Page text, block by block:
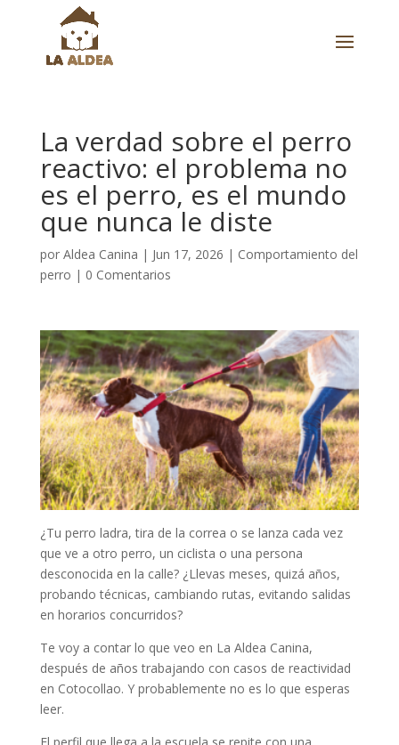
La verdad sobre el perro
reactivo: el problema no
es el perro, es el mundo
que nunca le diste
por Aldea Canina | Jun 17, 2026 | Comportamiento del
perro | 0 Comentarios
¿Tu perro ladra, tira de la correa o se lanza cada vez
que ve a otro perro, un ciclista o una persona
desconocida en la calle? ¿Llevas meses, quizá años,
probando técnicas, cambiando rutas, evitando salidas
en horarios concurridos?
Te voy a contar lo que veo en La Aldea Canina,
después de años trabajando con casos de reactividad
en Cotocollao. Y probablemente no es lo que esperas
leer.